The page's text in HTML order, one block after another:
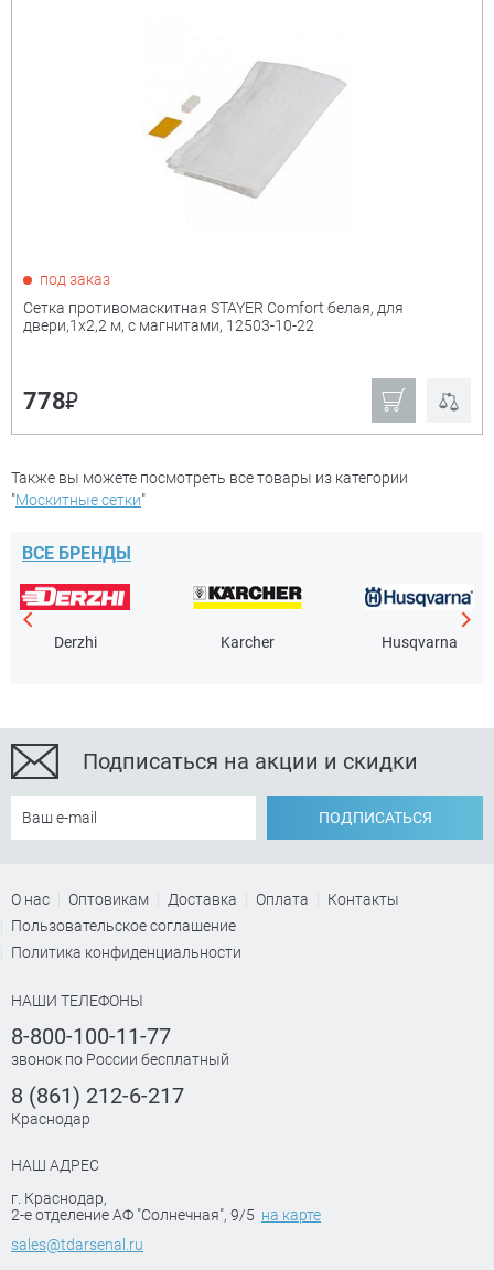
под заказ
Сетка противомаскитная STAYER Comfort белая, для
двери,1х2,2 м, с магнитами, 12503-10-22
778₽
Также вы можете посмотреть все товары из категории
"Москитные сетки"
ВСЕ БРЕНДЫ
Derzhi Karcher Husqvarna
Подписаться на акции и скидки
ПОДПИСАТЬСЯ
О нас Оптовикам Доставка Оплата
Контакты
Пользовательское соглашение
Политика конфиденциальности
НАШИ ТЕЛЕФОНЫ
8-800-100-11-77
звонок по России бесплатный
8 (861) 212-6-217
Краснодар
НАШ АДРЕС
г. Краснодар,
2-е отделение АФ "Солнечная", 9/5 на карте
sales@tdarsenal.ru